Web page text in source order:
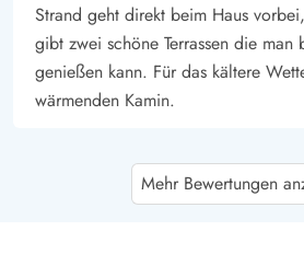
Strand geht direkt beim Haus
gibt zwei schöne Terrassen die man
genießen kann. Für das kältere
wärmenden Kamin.
Adriana Graß
Deutschland
Mehr Bewertungen